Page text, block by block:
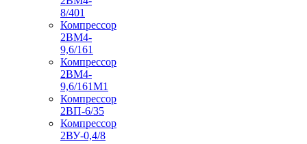
8/401
Компрессор
2ВМ4-
9,6/161
Компрессор
2ВМ4-
9,6/161М1
Компрессор
2ВП-6/35
Компрессор
2ВУ-0,4/8